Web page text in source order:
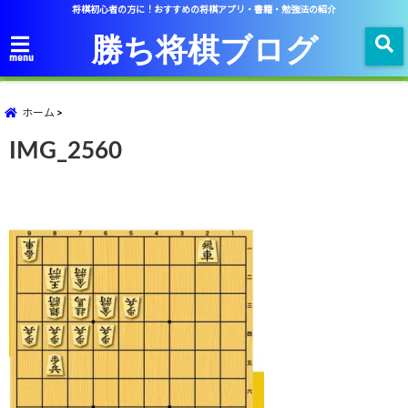
将棋初心者の方に！おすすめの将棋アプリ・書籍・勉強法の紹介
menu 勝ち将棋ブログ
ホーム
IMG_2560